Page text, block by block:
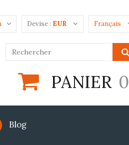
Français
Devise : EUR
PANIER 0
Blog